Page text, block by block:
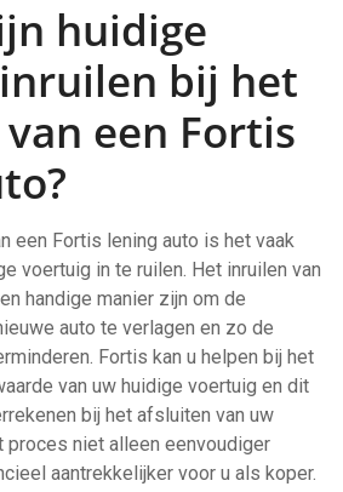
huidige
bij het
een Fortis
een Fortis lening auto is het vaak
voertuig in te ruilen. Het inruilen van
handige manier zijn om de
auto te verlagen en zo de
Fortis kan u helpen bij het
van uw huidige voertuig en dit
bij het afsluiten van uw
proces niet alleen eenvoudiger
aantrekkelijker voor u als koper.